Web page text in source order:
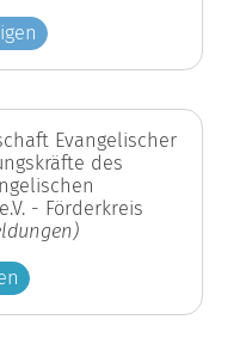
Evangelischer
des
- Förderkreis